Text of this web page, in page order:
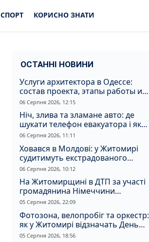
СПОРТ КОРИСНО ЗНАТИ
ОСТАННІ НОВИНИ
Услуги архитектора в Одессе:
состав проекта, этапы работы и
стоимость
06 Серпня 2026, 12:15
Ніч, злива та зламане авто: де
шукати телефон евакуатора і як
не натрапити на аферистів
06 Серпня 2026, 11:11
Ховався в Молдові: у Житомирі
судитимуть екстрадованого
іноземця за сурогатний спирт і
відмивання грошей
06 Серпня 2026, 10:12
На Житомирщині в ДТП за участі
громадянина Німеччини
постраждали двоє людей
05 Серпня 2026, 22:09
Фотозона, велопробіг та оркестр:
як у Житомирі відзначать День
Прапора та День Незалежності
05 Серпня 2026, 18:56